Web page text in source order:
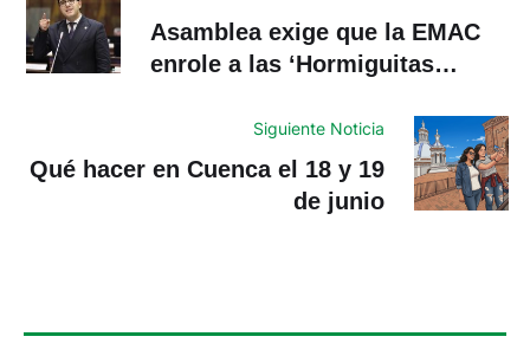
Asamblea exige que la EMAC
enrole a las ‘Hormiguitas
Siguiente Noticia
Qué hacer en Cuenca el 18 y 19
de junio